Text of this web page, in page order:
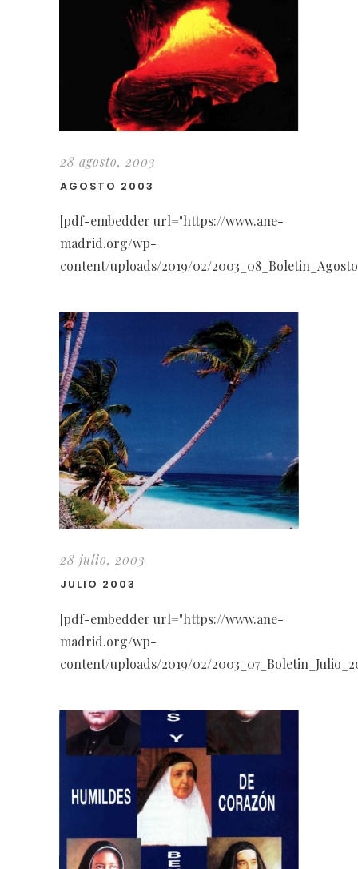
28 agosto, 2003
AGOSTO 2003
[pdf-embedder url="https://www.ane-
madrid.org/wp-
content/uploads/2019/02/
28 julio, 2003
JULIO 2003
[pdf-embedder url="https://www.ane-
madrid.org/wp-
content/uploads/2019/02/